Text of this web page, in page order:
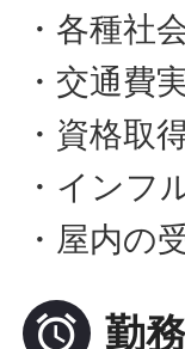
・各種社
・交通費
・資格取
・インフ
・屋内の
 勤